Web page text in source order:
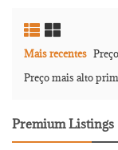
Mais recentes
Preço mais alto
Premium Listings